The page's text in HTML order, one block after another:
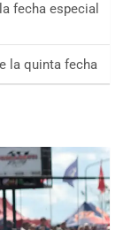
fecha especial
la quinta fecha